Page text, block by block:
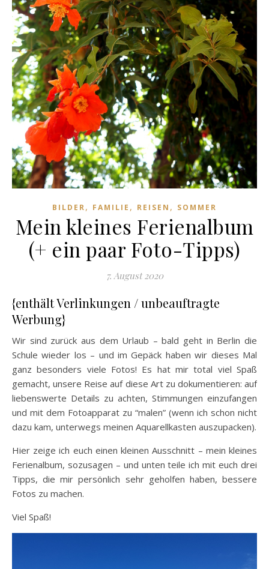
BILDER, FAMILIE , REISEN , SOMMER
Mein kleines Ferienalbum
(+ ein paar Foto-Tipps)
7. August 2020
{enthält Verlinkungen / unbeauftragte
Werbung}
Wir sind zurück aus dem Urlaub – bald geht in Berlin die
Schule wieder los – und im Gepäck haben wir dieses Mal
ganz besonders viele Fotos! Es hat mir total viel Spaß
gemacht, unsere Reise auf diese Art zu dokumentieren: auf
liebenswerte Details zu achten, Stimmungen einzufangen
und mit dem Fotoapparat zu “malen” (wenn ich schon nicht
dazu kam, unterwegs meinen Aquarellkasten auszupacken).
Hier zeige ich euch einen kleinen Ausschnitt – mein kleines
Ferienalbum, sozusagen – und unten teile ich mit euch drei
Tipps, die mir persönlich sehr geholfen haben, bessere
Fotos zu machen.
Viel Spaß!